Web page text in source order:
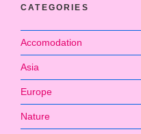
CATEGORIES
Accomodation
Asia
Europe
Nature